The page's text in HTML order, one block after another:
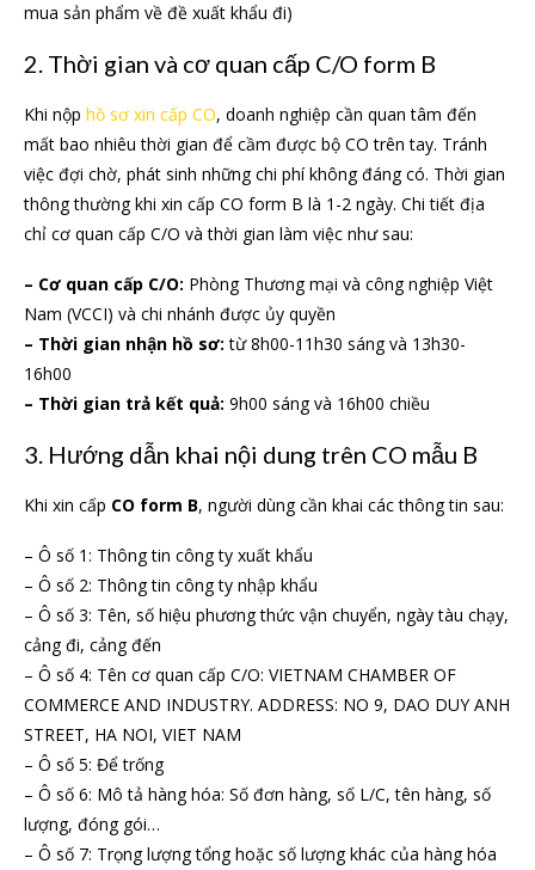
mua sản phẩm về đề xuất khẩu đi)
2. Thời gian và cơ quan cấp C/O form B
Khi nộp hồ sơ xin cấp CO, doanh nghiệp cần quan tâm đến
mất bao nhiêu thời gian để cầm được bộ CO trên tay. Tránh
việc đợi chờ, phát sinh những chi phí không đáng có. Thời gian
thông thường khi xin cấp CO form B là 1-2 ngày. Chi tiết địa
chỉ cơ quan cấp C/O và thời gian làm việc như sau:
– Cơ quan cấp C/O: Phòng Thương mại và công nghiệp Việt
Nam (VCCI) và chi nhánh được ủy quyền
– Thời gian nhận hồ sơ: từ 8h00-11h30 sáng và 13h30-
16h00
– Thời gian trả kết quả: 9h00 sáng và 16h00 chiều
3. Hướng dẫn khai nội dung trên CO mẫu B
Khi xin cấp CO form B, người dùng cần khai các thông tin sau:
– Ô số 1: Thông tin công ty xuất khẩu
– Ô số 2: Thông tin công ty nhập khẩu
– Ô số 3: Tên, số hiệu phương thức vận chuyển, ngày tàu chạy,
cảng đi, cảng đến
– Ô số 4: Tên cơ quan cấp C/O: VIETNAM CHAMBER OF
COMMERCE AND INDUSTRY. ADDRESS: NO 9, DAO DUY ANH
STREET, HA NOI, VIET NAM
– Ô số 5: Để trống
– Ô số 6: Mô tả hàng hóa: Số đơn hàng, số L/C, tên hàng, số
lượng, đóng gói…
– Ô số 7: Trọng lượng tổng hoặc số lượng khác của hàng hóa